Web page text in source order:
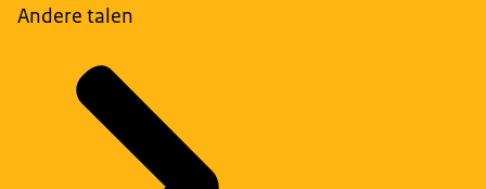
Andere talen